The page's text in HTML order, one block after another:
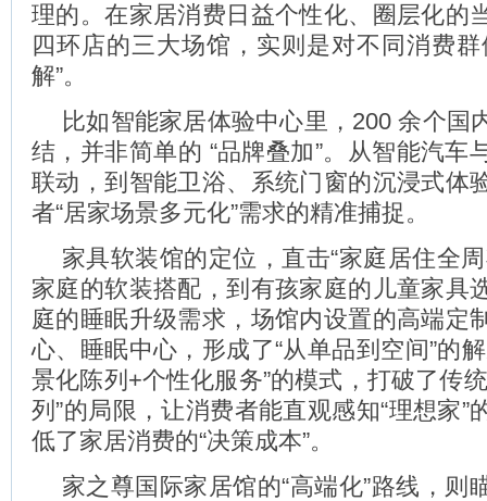
理的。在家居消费日益个性化、圈层化的
四环店的三大场馆，实则是对不同消费群
解”。
比如智能家居体验中心里，200 余个国
结，并非简单的 “品牌叠加”。从智能汽车
联动，到智能卫浴、系统门窗的沉浸式体
者“居家场景多元化”需求的精准捕捉。
家具软装馆的定位，直击“家庭居住全
家庭的软装搭配，到有孩家庭的儿童家具
庭的睡眠升级需求，场馆内设置的高端定
心、睡眠中心，形成了“从单品到空间”的
景化陈列+个性化服务”的模式，打破了传
列”的局限，让消费者能直观感知“理想家”
低了家居消费的“决策成本”。
家之尊国际家居馆的“高端化”路线，则